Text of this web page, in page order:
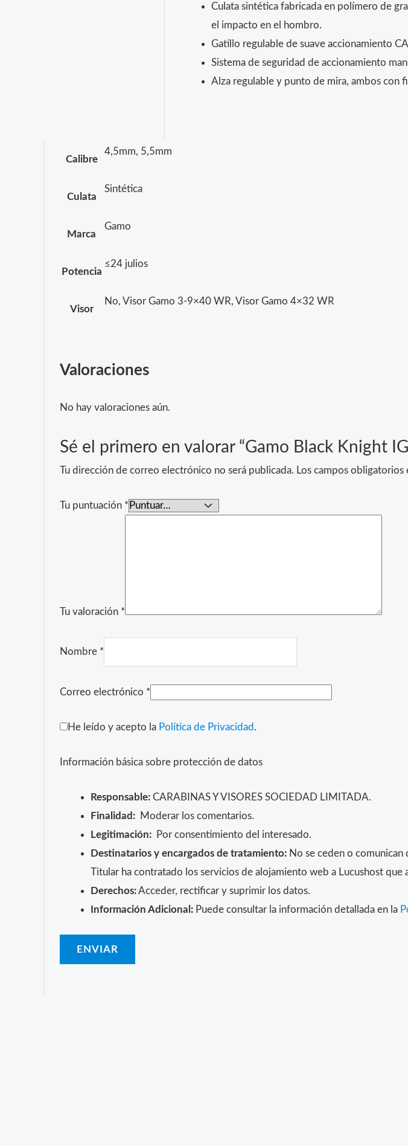
Culata sintética fabricada en polímero de
el impacto en el hombro.
Gatillo regulable de suave accionamiento
Sistema de seguridad de accionamiento
Alza regulable y punto de mira, ambos con
Calibre
4,5mm, 5,5mm
Culata
Sintética
Marca
Gamo
Potencia
≤24 julios
Visor
No, Visor Gamo 3-9×40 WR, Visor Gamo 4×32 WR
Valoraciones
No hay valoraciones aún.
Sé el primero en valorar “Gamo Black Knight
Tu dirección de correo electrónico no será publicada. Los campos obligatorios
Tu puntuación *
Tu valoración *
Nombre *
Correo electrónico *
He leído y acepto la Política de Privacidad .
Información básica sobre protección de datos
Responsable:CARABINAS Y VISORES SOCIEDAD LIMITADA.
Finalidad:Moderar los comentarios.
Legitimación:Por consentimiento del interesado.
Destinatarios y encargados de tratamiento:No se ceden o comunican
Titular ha contratado los servicios de alojamiento web a Lucushost
Derechos:Acceder, rectificar y suprimir los datos.
Información Adicional:Puede consultar la información detallada en la